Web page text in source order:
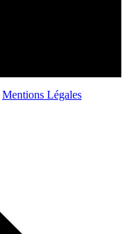
Mentions Légales